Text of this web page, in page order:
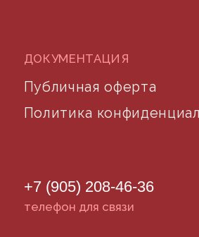
©2024 desidom. Все права защищены